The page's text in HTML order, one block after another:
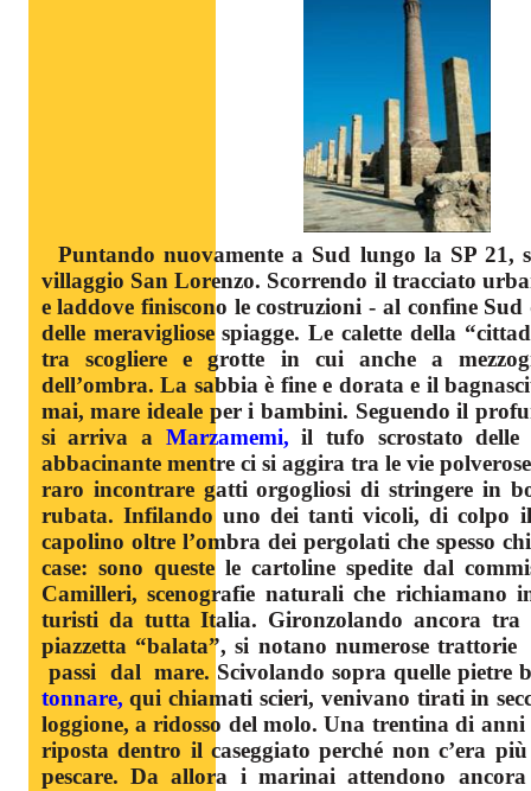
Puntando nuovamente a Sud lungo la SP 21,
villaggio San Lorenzo. Scorrendo il tracciato
e laddove finiscono le costruzioni - al confine
delle meravigliose spiagge. Le calette della
tra scogliere e grotte in cui anche a
dell’ombra. La sabbia è fine e dorata e il
mai, mare ideale per i bambini. Seguendo il
si arriva a Marzamemi, il tufo scrostato delle
abbacinante mentre ci si aggira tra le vie
raro incontrare gatti orgogliosi di stringere in
rubata. Infilando uno dei tanti vicoli, di colpo
capolino oltre l’ombra dei pergolati che spesso
case: sono queste le cartoline spedite dal
Camilleri, scenografie naturali che richiamano
turisti da tutta Italia. Gironzolando ancora tra
piazzetta “balata”, si notano numerose
passi dal mare. Scivolando sopra quelle pietre
tonnare, qui chiamati scieri, venivano tirati in
loggione, a ridosso del molo. Una trentina di
riposta dentro il caseggiato perché non c’era
pescare. Da allora i marinai attendono